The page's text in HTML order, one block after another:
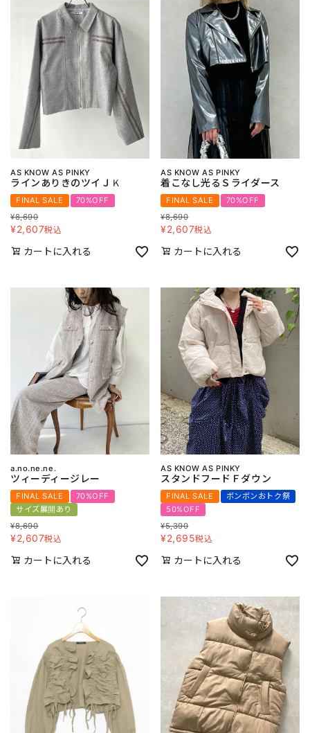
AS KNOW AS PINKY
ラインありきのツイＪＫ
FINAL SALE
70%OFF
¥8,690
¥2,607税込
カートに入れる
AS KNOW AS PINKY
着こなし光るＳライダース
FINAL SALE
70%OFF
¥8,690
¥2,607税込
カートに入れる
a.no.ne.ne.
ツィーディージレー
FINAL SALE
70%OFF
サイズ展開あり
¥8,690
¥2,607税込
カートに入れる
AS KNOW AS PINKY
スタンドフードＦダウン
FINAL SALE
ボンボンおトク祭
50%OFF
¥5,390
¥2,695税込
カートに入れる